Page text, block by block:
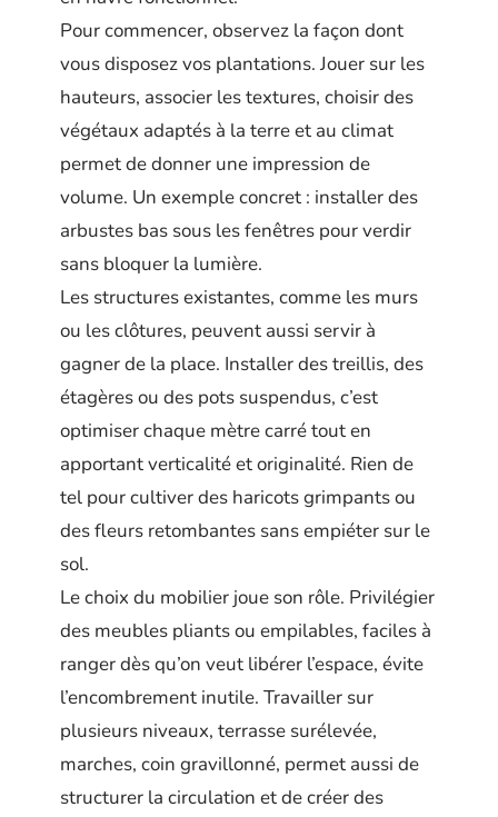
Pour commencer, observez la façon dont
vous disposez vos plantations. Jouer sur les
hauteurs, associer les textures, choisir des
végétaux adaptés à la terre et au climat
permet de donner une impression de
volume. Un exemple concret : installer des
arbustes bas sous les fenêtres pour verdir
sans bloquer la lumière.
Les structures existantes, comme les murs
ou les clôtures, peuvent aussi servir à
gagner de la place. Installer des treillis, des
étagères ou des pots suspendus, c’est
optimiser chaque mètre carré tout en
apportant verticalité et originalité. Rien de
tel pour cultiver des haricots grimpants ou
des fleurs retombantes sans empiéter sur le
sol.
Le choix du mobilier joue son rôle. Privilégier
des meubles pliants ou empilables, faciles à
ranger dès qu’on veut libérer l’espace, évite
l’encombrement inutile. Travailler sur
plusieurs niveaux, terrasse surélevée,
marches, coin gravillonné, permet aussi de
structurer la circulation et de créer des